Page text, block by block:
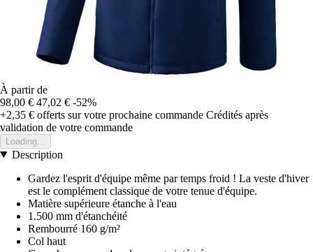
À partir de
98,00 € 47,02 € -52%
+2,35 € offerts sur votre prochaine commande Crédités après
validation de votre commande
Loading...
Description
Gardez l'esprit d'équipe même par temps froid ! La veste d'hiver
est le complément classique de votre tenue d'équipe.
Matière supérieure étanche à l'eau
1.500 mm d'étanchéité
Rembourré 160 g/m²
Col haut